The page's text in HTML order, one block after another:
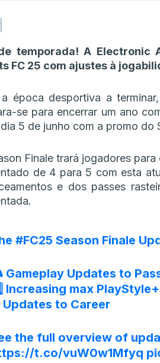
temporada! A Electronic
FC 25 com ajustes à
época desportiva a
se para encerrar um ano
5 de junho com a promo do
Finale trará jogadores
de 4 para 5 com esta
e dos passes
#FC25 Season Finale
Gameplay Updates to
Increasing max
Updates to Career
the full overview of
t.co/vuW0w1Mfyq